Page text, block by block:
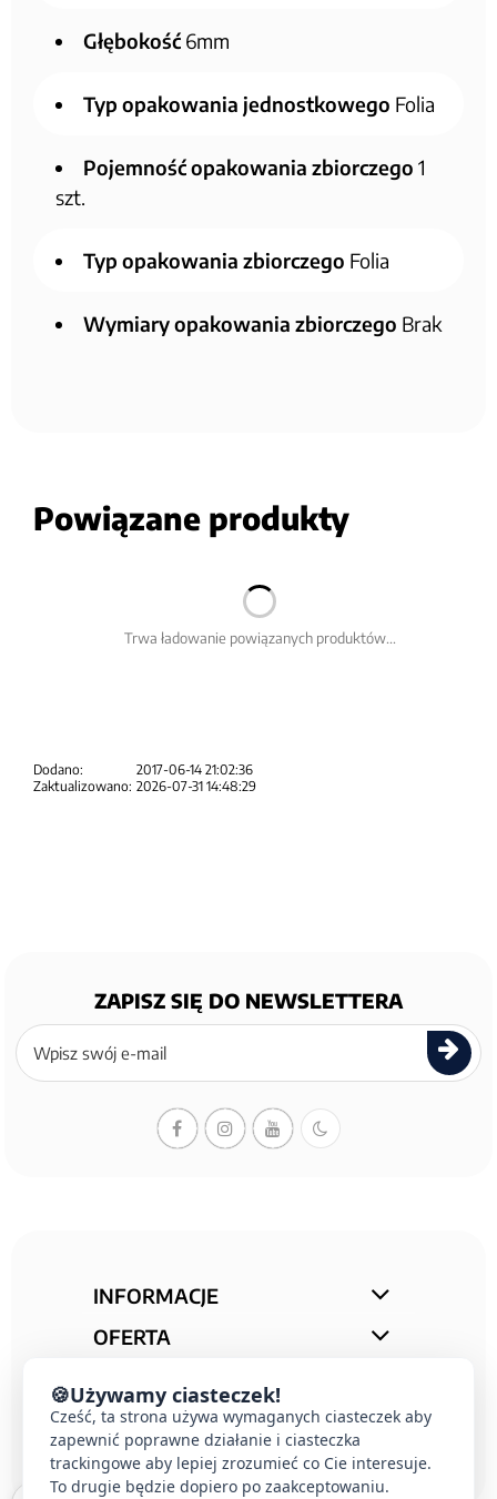
Głębokość 6mm
Typ opakowania jednostkowego Folia
Pojemność opakowania zbiorczego 1
szt.
Typ opakowania zbiorczego Folia
Wymiary opakowania zbiorczego Brak
Powiązane produkty
Trwa ładowanie powiązanych produktów...
Dodano:
2017-06-14 21:02:36
Zaktualizowano: 2026-07-31 14:48:29
ZAPISZ SIĘ DO NEWSLETTERA
Zapisz
się
newslettera
INFORMACJE
OFERTA
KONTAKT
🍪Używamy ciasteczek!
Cześć, ta strona używa wymaganych ciasteczek aby
zapewnić poprawne działanie i ciasteczka
trackingowe aby lepiej zrozumieć co Cie interesuje.
To drugie będzie dopiero po zaakceptowaniu.